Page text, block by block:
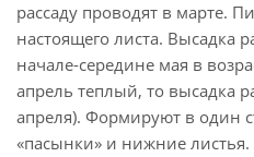
рассаду проводят в марте.
настоящего листа. Высадка
начале-середине мая в
апрель теплый, то высадка
апреля). Формируют в один
«пасынки» и нижние